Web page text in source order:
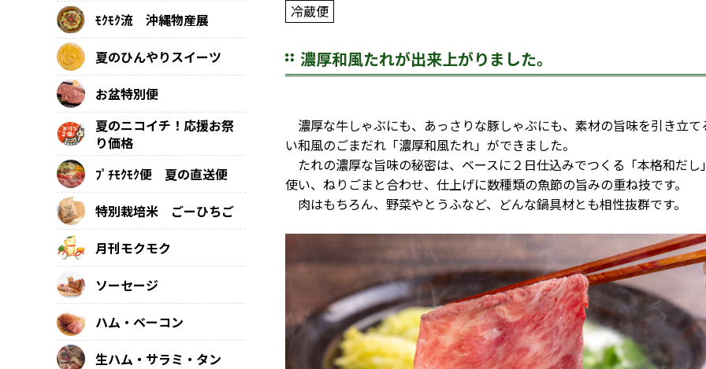
冷蔵便
濃厚和風たれが出来上がりました。
濃厚な牛しゃぶにも、あっさりな豚しゃぶにも、素材の旨味を引き立て
い和風のごまだれ「濃厚和風たれ」ができました。
たれの濃厚な旨味の秘密は、ベースに２日仕込みでつくる「本格和だし
使い、ねりごまと合わせ、仕上げに数種類の魚節の旨みの重ね技です。
肉はもちろん、野菜やとうふなど、どんな鍋具材とも相性抜群です。
ﾓｸﾓｸ流 沖縄物産展
夏のひんやりスイーツ
お盆特別便
夏のニコイチ！応援お祭
り価格
ﾌﾟﾁﾓｸﾓｸ便 夏の直送便
特別栽培米 ごーひちご
月刊モクモク
ソーセージ
ハム・ベーコン
生ハム・サラミ・タン